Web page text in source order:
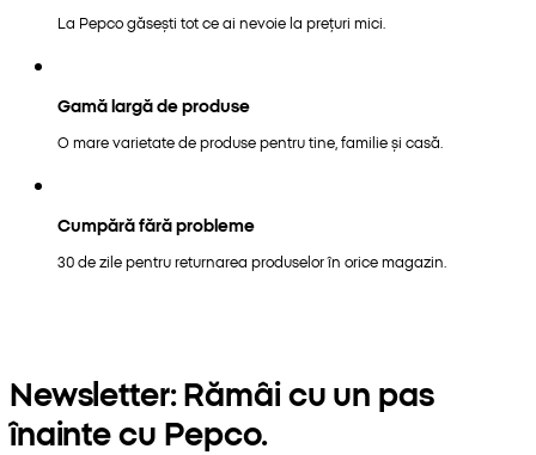
La Pepco găsești tot ce ai nevoie la prețuri mici.
Gamă largă de produse
O mare varietate de produse pentru tine, familie și casă.
Cumpără fără probleme
30 de zile pentru returnarea produselor în orice magazin.
Newsletter: Rămâi cu un pas
înainte cu Pepco.